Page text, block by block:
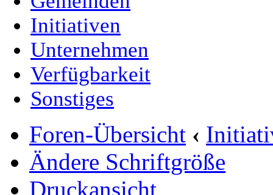
Initiativen
Unternehmen
Verfügbarkeit
Sonstiges
Foren-Übersicht ‹
Ändere Schriftgröße
Druckansicht